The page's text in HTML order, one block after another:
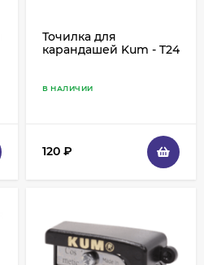
Точилка для
карандашей Kum - T24
В НАЛИЧИИ
120 ₽